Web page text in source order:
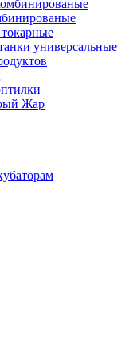
универсальные
Жар